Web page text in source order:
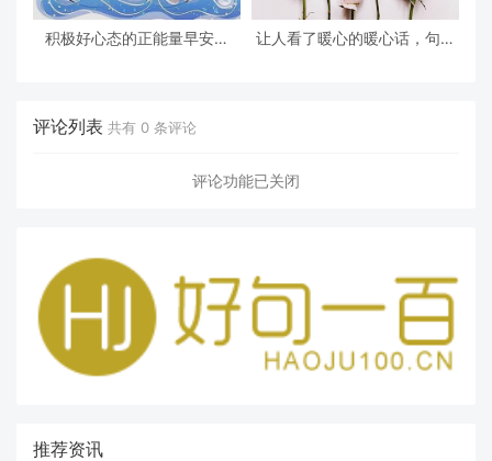
积极好心态的正能量早安心
让人看了暖心的暖心话，句句
评论列表 共有 0 条评论
评论功能已关闭
推荐资讯